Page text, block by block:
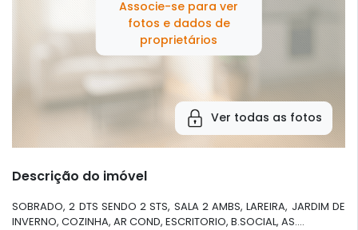
Associe-se para ver
fotos e dados de
proprietários
Ver todas as fotos
Descrição do imóvel
SOBRADO, 2 DTS SENDO 2 STS, SALA 2 AMBS, LAREIRA, JARDIM DE
INVERNO, COZINHA, AR COND, ESCRITORIO, B.SOCIAL, AS....